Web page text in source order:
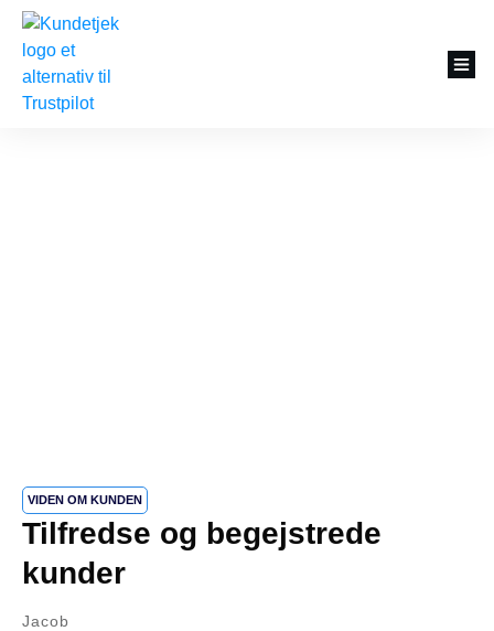
VIDEN OM KUNDEN
Tilfredse og begejstrede
kunder
Jacob